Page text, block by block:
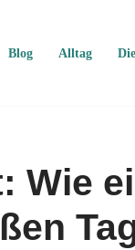
Blog Alltag
Wie